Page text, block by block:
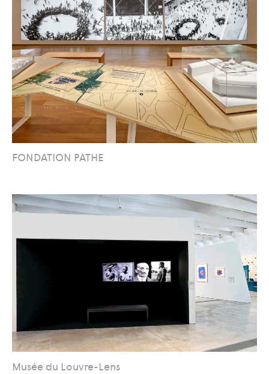
FONDATION PATHE
Musée du Louvre-Lens